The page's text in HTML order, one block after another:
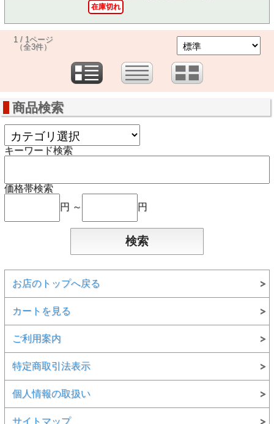
在庫切れ
1 / 1ページ
（全3件）
商品検索
キーワード検索
価格帯検索
円 ～
円
お店のトップへ戻る
カートを見る
ご利用案内
特定商取引法表示
個人情報の取扱い
サイトマップ